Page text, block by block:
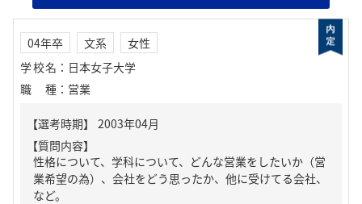
04年卒 文系
女性
学校名 ： 日本女子大学
職種 ： 営業
【質問内容】
性格について、学科について、どんな営業をしたいか（営
業希望の為）、会社をどう思ったか、他に受けてる会社、
など。